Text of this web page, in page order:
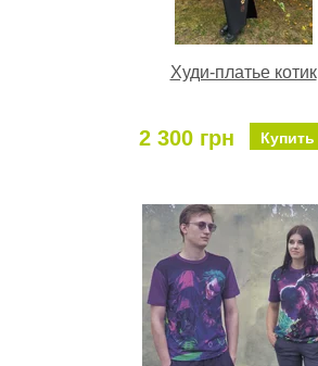
Худи-платье котик
2 300 грн Купить